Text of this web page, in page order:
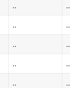
.. ..
.. ..
.. ..
.. ..
.. ..